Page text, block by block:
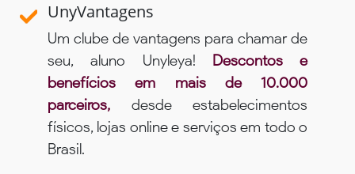
UnyVantagens
Um clube de vantagens para chamar de
seu, aluno Unyleya! Descontos e
benefícios em mais de 10.000
parceiros, desde estabelecimentos
físicos, lojas online e serviços em todo o
Brasil.